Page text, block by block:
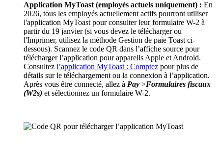
Application MyToast (employés actuels uniquement) : En
2026, tous les employés actuellement actifs pourront utiliser
l'application MyToast pour consulter leur formulaire W-2 à
partir du 19 janvier (si vous devez le télécharger ou
l'Imprimer, utilisez la méthode Gestion de paie Toast ci-
dessous). Scannez le code QR dans l’affiche source pour
télécharger l’application pour appareils Apple et Android.
Consultez l’application MyToast : Comptez pour plus de
détails sur le téléchargement ou la connexion à l’application.
Après vous être connecté, allez à Pay >Formulaires fiscaux
(W2s) et sélectionnez un formulaire W-2.